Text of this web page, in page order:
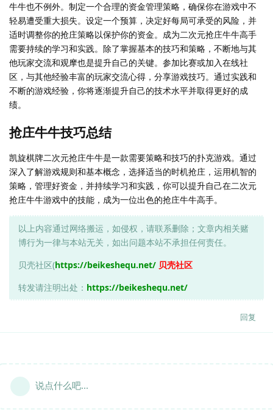
牛牛也不例外。制定一个合理的资金管理策略，确保你在游戏中不
轻易遭受重大损失。设定一个预算，决定好每局可承受的风险，并
适时调整你的抢庄策略以保护你的资金。成为二次元抢庄牛牛高手
需要持续的学习和实践。除了掌握基本的技巧和策略，不断地与其
他玩家交流和观摩也是提升自己的关键。参加比赛或加入在线社
区，与其他经验丰富的玩家交流心得，分享游戏技巧。通过实践和
不断的游戏经验，你将逐渐提升自己的技术水平并取得更好的成
绩。
抢庄牛牛技巧总结
凯旋棋牌二次元抢庄牛牛是一款需要策略和技巧的扑克游戏。通过
深入了解游戏规则和基本概念，选择适当的时机抢庄，运用机智的
策略，管理好资金，并持续学习和实践，你可以提升自己在二次元
抢庄牛牛游戏中的技能，成为一位出色的抢庄牛牛高手。
以上内容通过网络搬运，如侵权，请联系删除；文章内相关赌
博行为一律与本站无关，如出问题本站不承担任何责任。
贝壳社区(https://beikeshequ.net/ 贝壳社区
转发请注明出处： https://beikeshequ.net/
回复
说点什么吧...